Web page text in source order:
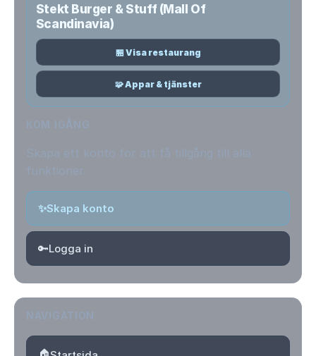
Stekt Burger & Stuff (Mall Of
Scandinavia)
🏪 Visa restaurang
🧩 Appar & tjänster
✨Skapa konto
🔑Logga in